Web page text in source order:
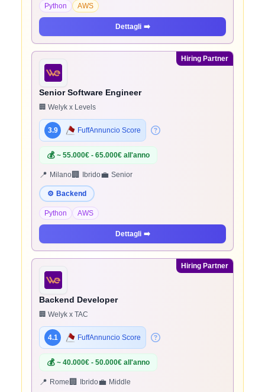
Python AWS
Dettagli ➡️
Hiring Partner
Senior Software Engineer
🏢 Welyk x Levels
3.9 FuffAnnuncio Score
💰 ~ 55.000€ - 65.000€ all'anno
📍 Milano🏢 Ibrido💼 Senior
⚙️ Backend
Python AWS
Dettagli ➡️
Hiring Partner
Backend Developer
🏢 Welyk x TAC
4.1 FuffAnnuncio Score
💰 ~ 40.000€ - 50.000€ all'anno
📍 Rome 🏢 Ibrido💼 Middle